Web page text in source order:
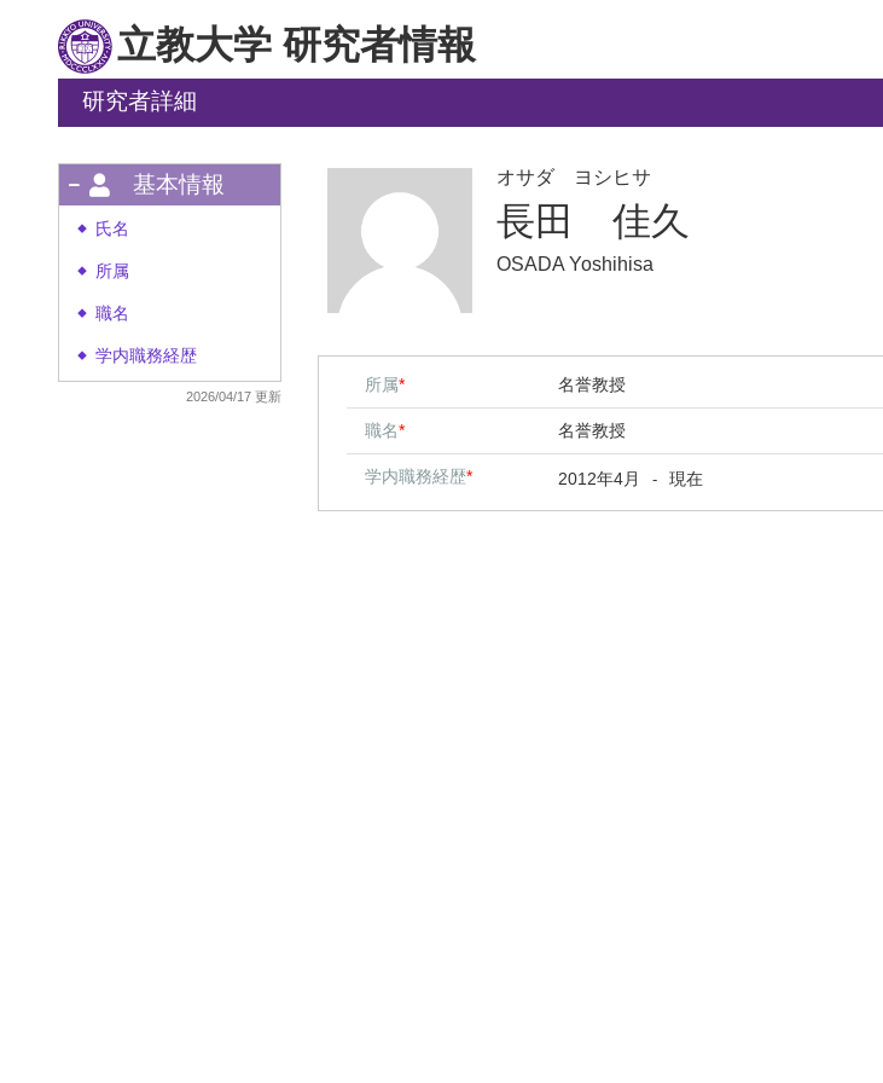
立教大学 研究者情報
研究者詳細
基本情報
◆ 氏名
◆ 所属
◆ 職名
◆ 学内職務経歴
2026/04/17 更新
オサダ ヨシヒサ
長田 佳久
OSADA Yoshihisa
所属* 名誉教授
職名* 名誉教授
学内職務経歴* 2012年4月 - 現在